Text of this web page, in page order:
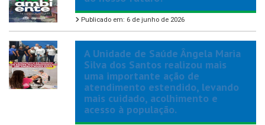
Publicado em: 6 de junho de 2026
A Unidade de Saúde Ângela Maria
Silva dos Santos realizou mais
uma importante ação de
atendimento estendido, levando
mais cuidado, acolhimento e
acesso à população.